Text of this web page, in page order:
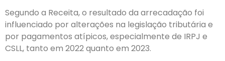
Segundo a Receita, o resultado da arrecadação foi
influenciado por alterações na legislação tributária e
por pagamentos atípicos, especialmente de IRPJ e
CSLL, tanto em 2022 quanto em 2023.